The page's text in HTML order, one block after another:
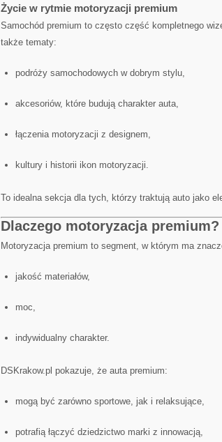
Życie w rytmie motoryzacji premium
Samochód premium to często część kompletnego
także tematy:
podróży samochodowych w dobrym stylu,
akcesoriów, które budują charakter auta,
łączenia motoryzacji z designem,
kultury i historii ikon motoryzacji.
To idealna sekcja dla tych, którzy traktują auto jako
Dlaczego motoryzacja premium?
Motoryzacja premium to segment, w którym ma
jakość materiałów,
moc,
indywidualny charakter.
DSKrakow.pl pokazuje, że auta premium:
mogą być zarówno sportowe, jak i relaksujące,
potrafią łączyć dziedzictwo marki z innowacją,